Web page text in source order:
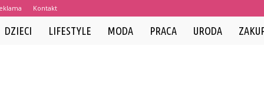
Kontakt
DZIECI LIFESTYLE MODA PRACA URODA